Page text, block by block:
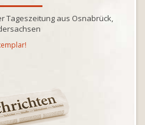
Tageszeitung aus Osnabrück,